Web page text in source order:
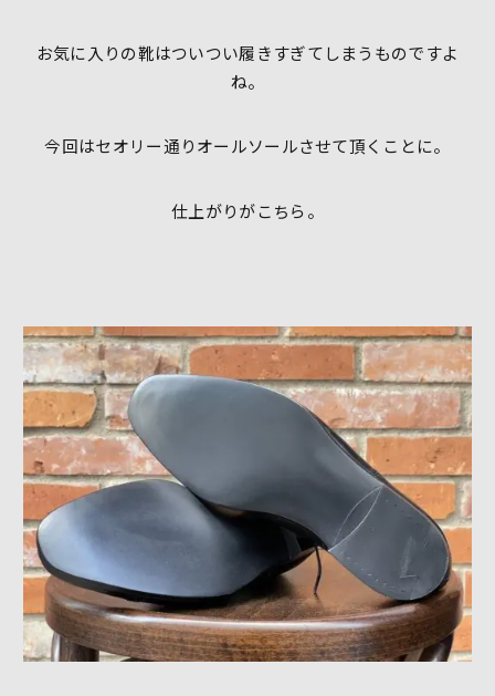
お気に入りの靴はついつい履きすぎてしまうものですよ
ね。
今回はセオリー通りオールソールさせて頂くことに。
仕上がりがこちら。